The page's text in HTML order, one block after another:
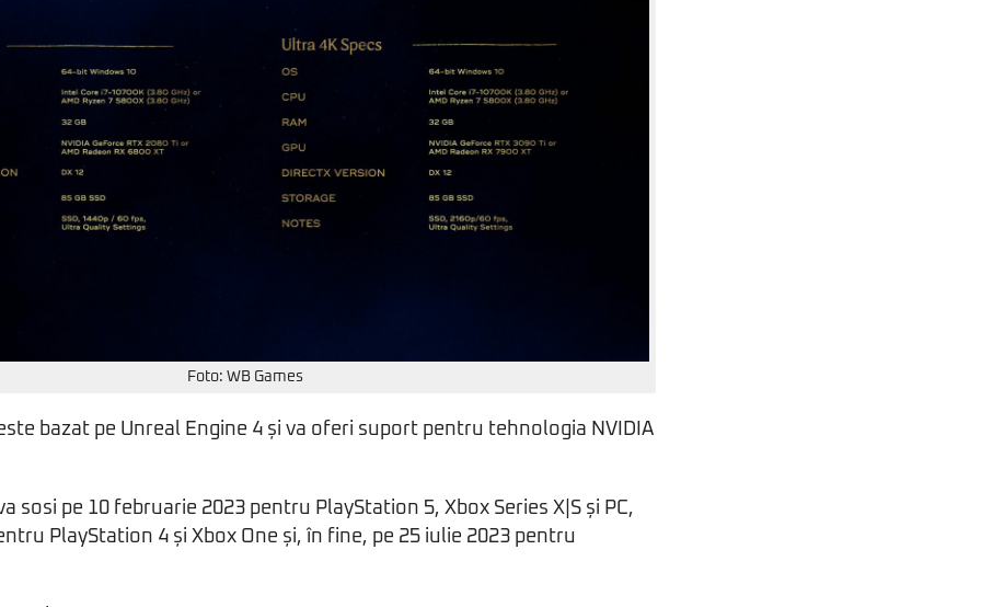
Foto: WB Games
bazat pe Unreal Engine 4 și va oferi suport pentru tehnologia NVIDIA
sosi pe 10 februarie 2023 pentru PlayStation 5, Xbox Series X|S și PC,
PlayStation 4 și Xbox One și, în fine, pe 25 iulie 2023 pentru